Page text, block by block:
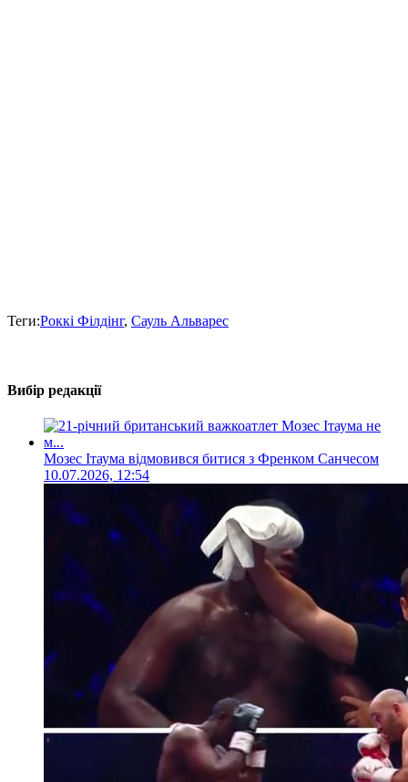
Теги:Роккі Філдінг, Сауль Альварес
Вибір редакції
Мозес Ітаума відмовився битися з Френком Санчесом
10.07.2026, 12:54